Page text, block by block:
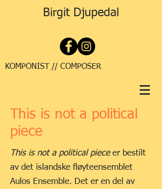
Birgit Djupedal
KOMPONIST // COMPOSER
This is not a political
piece
This is not a political piece er bestilt
av det islandske fløyteensemblet
Aulos Ensemble. Det er en del av